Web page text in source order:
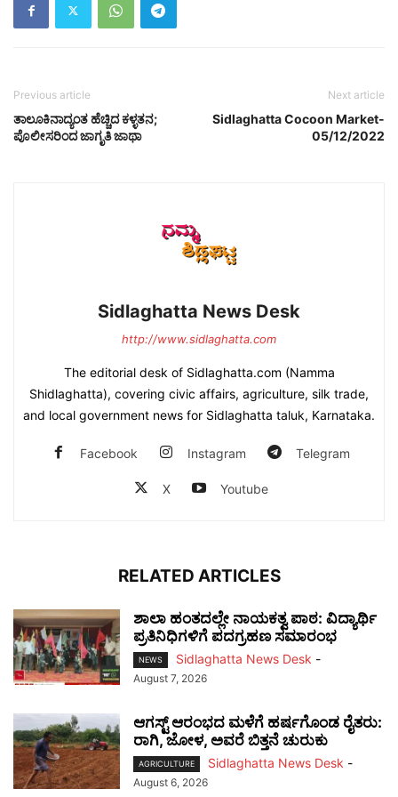
Previous article
ತಾಲೂಕಿನಾದ್ಯಂತ ಹೆಚ್ಚಿದ ಕಳ್ಳತನ;
ಪೊಲೀಸರಿಂದ ಜಾಗೃತಿ ಜಾಥಾ
Next article
Sidlaghatta Cocoon Market-
05/12/2022
Sidlaghatta News Desk
http://www.sidlaghatta.com
The editorial desk of Sidlaghatta.com (Namma
Shidlaghatta), covering civic affairs, agriculture, silk trade,
and local government news for Sidlaghatta taluk, Karnataka.
Facebook Instagram Telegram
X Youtube
RELATED ARTICLES
ಶಾಲಾ ಹಂತದಲ್ಲೇ ನಾಯಕತ್ವ ಪಾಠ: ವಿದ್ಯಾರ್ಥಿ
ಪ್ರತಿನಿಧಿಗಳಿಗೆ ಪದಗ್ರಹಣ ಸಮಾರಂಭ
NEWS Sidlaghatta News Desk -
August 7, 2026
ಆಗಸ್ಟ್ ಆರಂಭದ ಮಳೆಗೆ ಹರ್ಷಗೊಂಡ ರೈತರು:
ರಾಗಿ, ಜೋಳ, ಅವರೆ ಬಿತ್ತನೆ ಚುರುಕು
AGRICULTURE Sidlaghatta News Desk -
August 6, 2026